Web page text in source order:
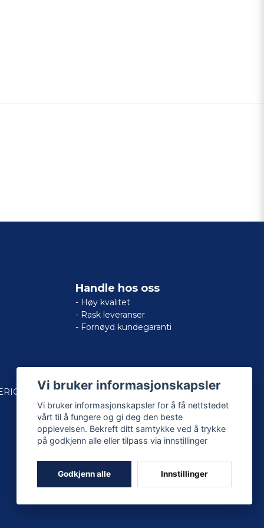
Handle hos oss
- Høy kvalitet
- Rask leveranser
- Fornøyd kundegaranti
Vi bruker informasjonskapsler
Vi bruker informasjonskapsler for å få nettstedet
vårt til å fungere og gi deg den beste
opplevelsen. Bekreft ditt samtykke ved å trykke
på godkjenn alle eller tilpass via innstillinger
Godkjenn alle Innstillinger